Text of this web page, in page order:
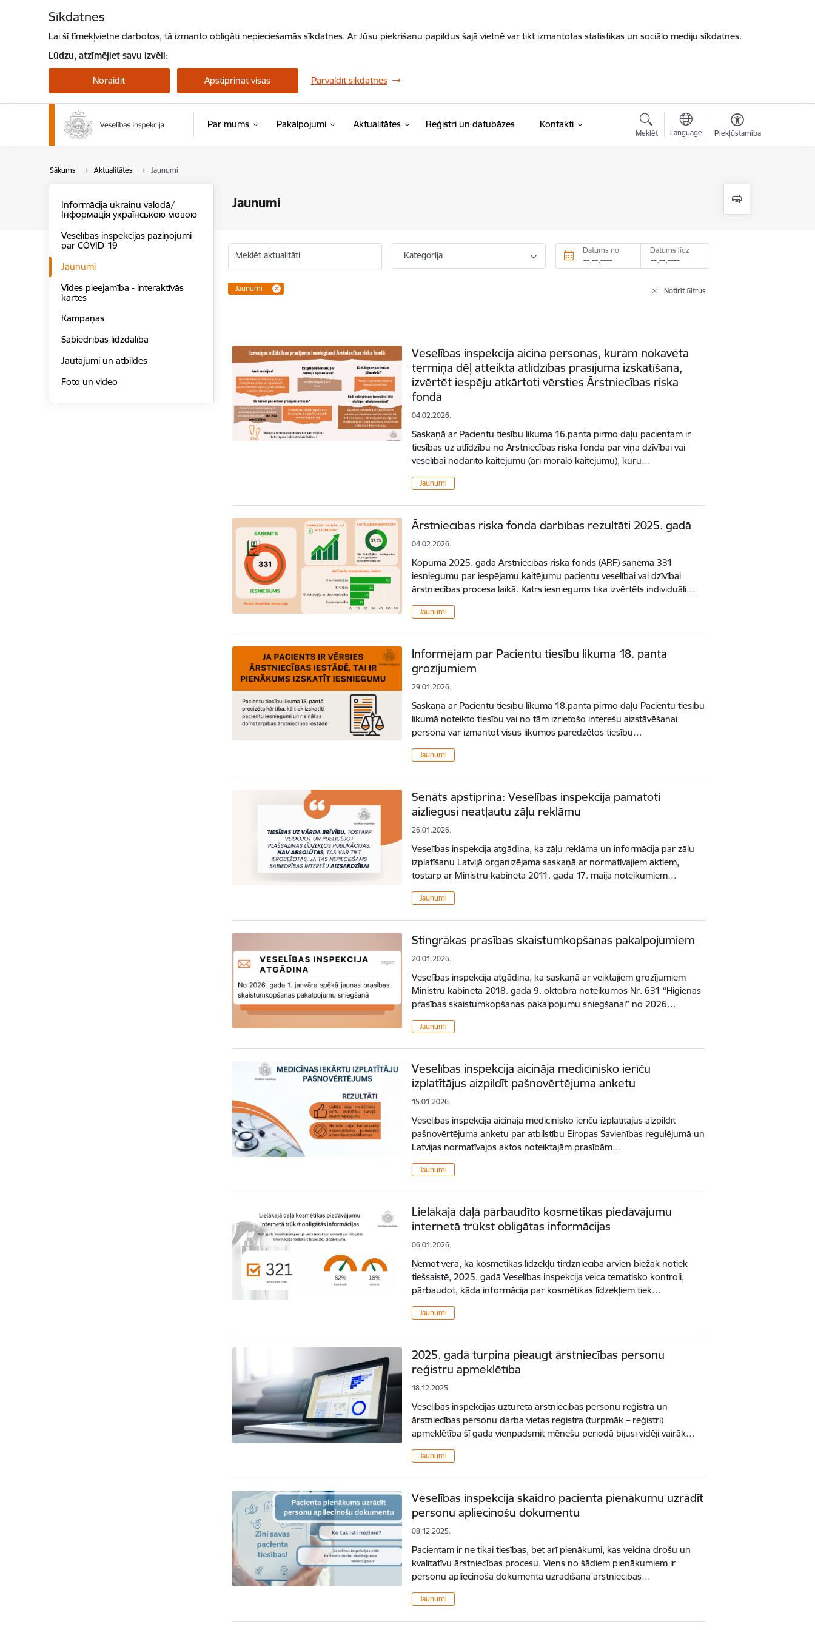
Sīkdatnes
Lai šī tīmekļvietne darbotos, tā izmanto obligāti nepieciešamās sīkdatnes. Ar Jūsu piekrišanu papildus šajā vietnē var tikt izmantotas statistikas un sociālo mediju sīkdatnes.
Lūdzu, atzīmējiet savu izvēli:
Noraidīt Apstiprināt visas Pārvaldīt sīkdatnes
Par mums Pakalpojumi Aktualitātes Reģistri un datubāzes Kontakti
Meklēt Language Piekļūstamība
Sākums Aktualitātes Jaunumi
Jaunumi
Informācija ukraiņu valodā/
Інформація українською мовою
Veselības inspekcijas paziņojumi
par COVID-19
Jaunumi
Vides pieejamība - interaktīvās
kartes
Kampaņas
Sabiedrības līdzdalība
Jautājumi un atbildes
Foto un video
Meklēt aktualitāti Kategorija Datums no Datums līdz
Jaunumi Notīrīt filtrus
Veselības inspekcija aicina personas, kurām nokavēta
termiņa dēļ atteikta atlīdzības prasījuma izskatīšana,
izvērtēt iespēju atkārtoti vērsties Ārstniecības riska
fondā
04.02.2026.
Saskaņā ar Pacientu tiesību likuma 16.panta pirmo daļu pacientam ir
tiesības uz atlīdzību no Ārstniecības riska fonda par viņa dzīvībai vai
veselībai nodarīto kaitējumu (arī morālo kaitējumu), kuru…
Jaunumi
Ārstniecības riska fonda darbības rezultāti 2025. gadā
04.02.2026.
Kopumā 2025. gadā Ārstniecības riska fonds (ĀRF) saņēma 331
iesniegumu par iespējamu kaitējumu pacientu veselībai vai dzīvībai
ārstniecības procesa laikā. Katrs iesniegums tika izvērtēts individuāli…
Jaunumi
Informējam par Pacientu tiesību likuma 18. panta
grozījumiem
29.01.2026.
Saskaņā ar Pacientu tiesību likuma 18.panta pirmo daļu Pacientu tiesību
likumā noteikto tiesību vai no tām izrietošo interešu aizstāvēšanai
persona var izmantot visus likumos paredzētos tiesību…
Jaunumi
Senāts apstiprina: Veselības inspekcija pamatoti
aizliegusi neatļautu zāļu reklāmu
26.01.2026.
Veselības inspekcija atgādina, ka zāļu reklāma un informācija par zāļu
izplatīšanu Latvijā organizējama saskaņā ar normatīvajiem aktiem,
tostarp ar Ministru kabineta 2011. gada 17. maija noteikumiem…
Jaunumi
Stingrākas prasības skaistumkopšanas pakalpojumiem
20.01.2026.
Veselības inspekcija atgādina, ka saskaņā ar veiktajiem grozījumiem
Ministru kabineta 2018. gada 9. oktobra noteikumos Nr. 631 “Higiēnas
prasības skaistumkopšanas pakalpojumu sniegšanai” no 2026…
Jaunumi
Veselības inspekcija aicināja medicīnisko ierīču
izplatītājus aizpildīt pašnovērtējuma anketu
15.01.2026.
Veselības inspekcija aicināja medicīnisko ierīču izplatītājus aizpildīt
pašnovērtējuma anketu par atbilstību Eiropas Savienības regulējumā un
Latvijas normatīvajos aktos noteiktajām prasībām…
Jaunumi
Lielākajā daļā pārbaudīto kosmētikas piedāvājumu
internetā trūkst obligātas informācijas
06.01.2026.
Ņemot vērā, ka kosmētikas līdzekļu tirdzniecība arvien biežāk notiek
tiešsaistē, 2025. gadā Veselības inspekcija veica tematisko kontroli,
pārbaudot, kāda informācija par kosmētikas līdzekļiem tiek…
Jaunumi
2025. gadā turpina pieaugt ārstniecības personu
reģistru apmeklētība
18.12.2025.
Veselības inspekcijas uzturētā ārstniecības personu reģistra un
ārstniecības personu darba vietas reģistra (turpmāk – reģistri)
apmeklētība šī gada vienpadsmit mēnešu periodā bijusi vidēji vairāk…
Jaunumi
Veselības inspekcija skaidro pacienta pienākumu uzrādīt
personu apliecinošu dokumentu
08.12.2025.
Pacientam ir ne tikai tiesības, bet arī pienākumi, kas veicina drošu un
kvalitatīvu ārstniecības procesu. Viens no šādiem pienākumiem ir
personu apliecinoša dokumenta uzrādīšana ārstniecības…
Jaunumi